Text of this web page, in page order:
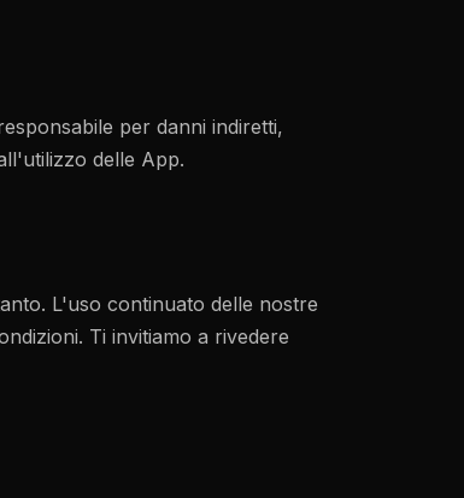
per danni indiretti,
delle App.
L'uso continuato delle nostre
Ti invitiamo a rivedere